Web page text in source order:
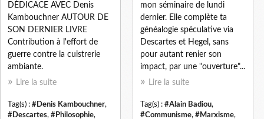
DÉDICACE AVEC Denis
Kambouchner AUTOUR DE
SON DERNIER LIVRE
Contribution à l'effort de
guerre contre la cuistrerie
ambiante.
Lire la suite
Tag(s) : #Denis Kambouchner,
#Descartes, #Philosophie,
mon séminaire de lundi
dernier. Elle complète ta
généalogie spéculative via
Descartes et Hegel, sans
pour autant renier son
impact, par une "ouverture"...
Lire la suite
Tag(s) : #Alain Badiou,
#Communisme, #Marxisme,